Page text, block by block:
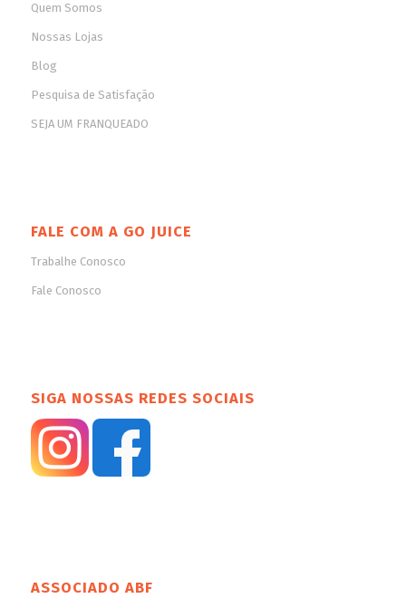
Quem Somos
Nossas Lojas
Blog
Pesquisa de Satisfação
SEJA UM FRANQUEADO
FALE COM A GO JUICE
Trabalhe Conosco
Fale Conosco
SIGA NOSSAS REDES SOCIAIS
ASSOCIADO ABF